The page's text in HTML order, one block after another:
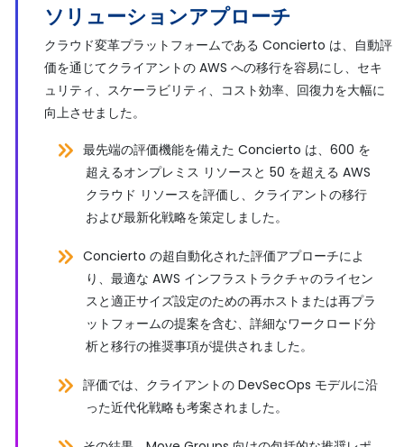
ソリューションアプローチ
クラウド変革プラットフォームである Concierto は、自動評
価を通じてクライアントの AWS への移行を容易にし、セキ
ュリティ、スケーラビリティ、コスト効率、回復力を大幅に
向上させました。
最先端の評価機能を備えた Concierto は、600 を
超えるオンプレミス リソースと 50 を超える AWS
クラウド リソースを評価し、クライアントの移行
および最新化戦略を策定しました。
Concierto の超自動化された評価アプローチによ
り、最適な AWS インフラストラクチャのライセン
スと適正サイズ設定のための再ホストまたは再プラ
ットフォームの提案を含む、詳細なワークロード分
析と移行の推奨事項が提供されました。
評価では、クライアントの DevSecOps モデルに沿
った近代化戦略も考案されました。